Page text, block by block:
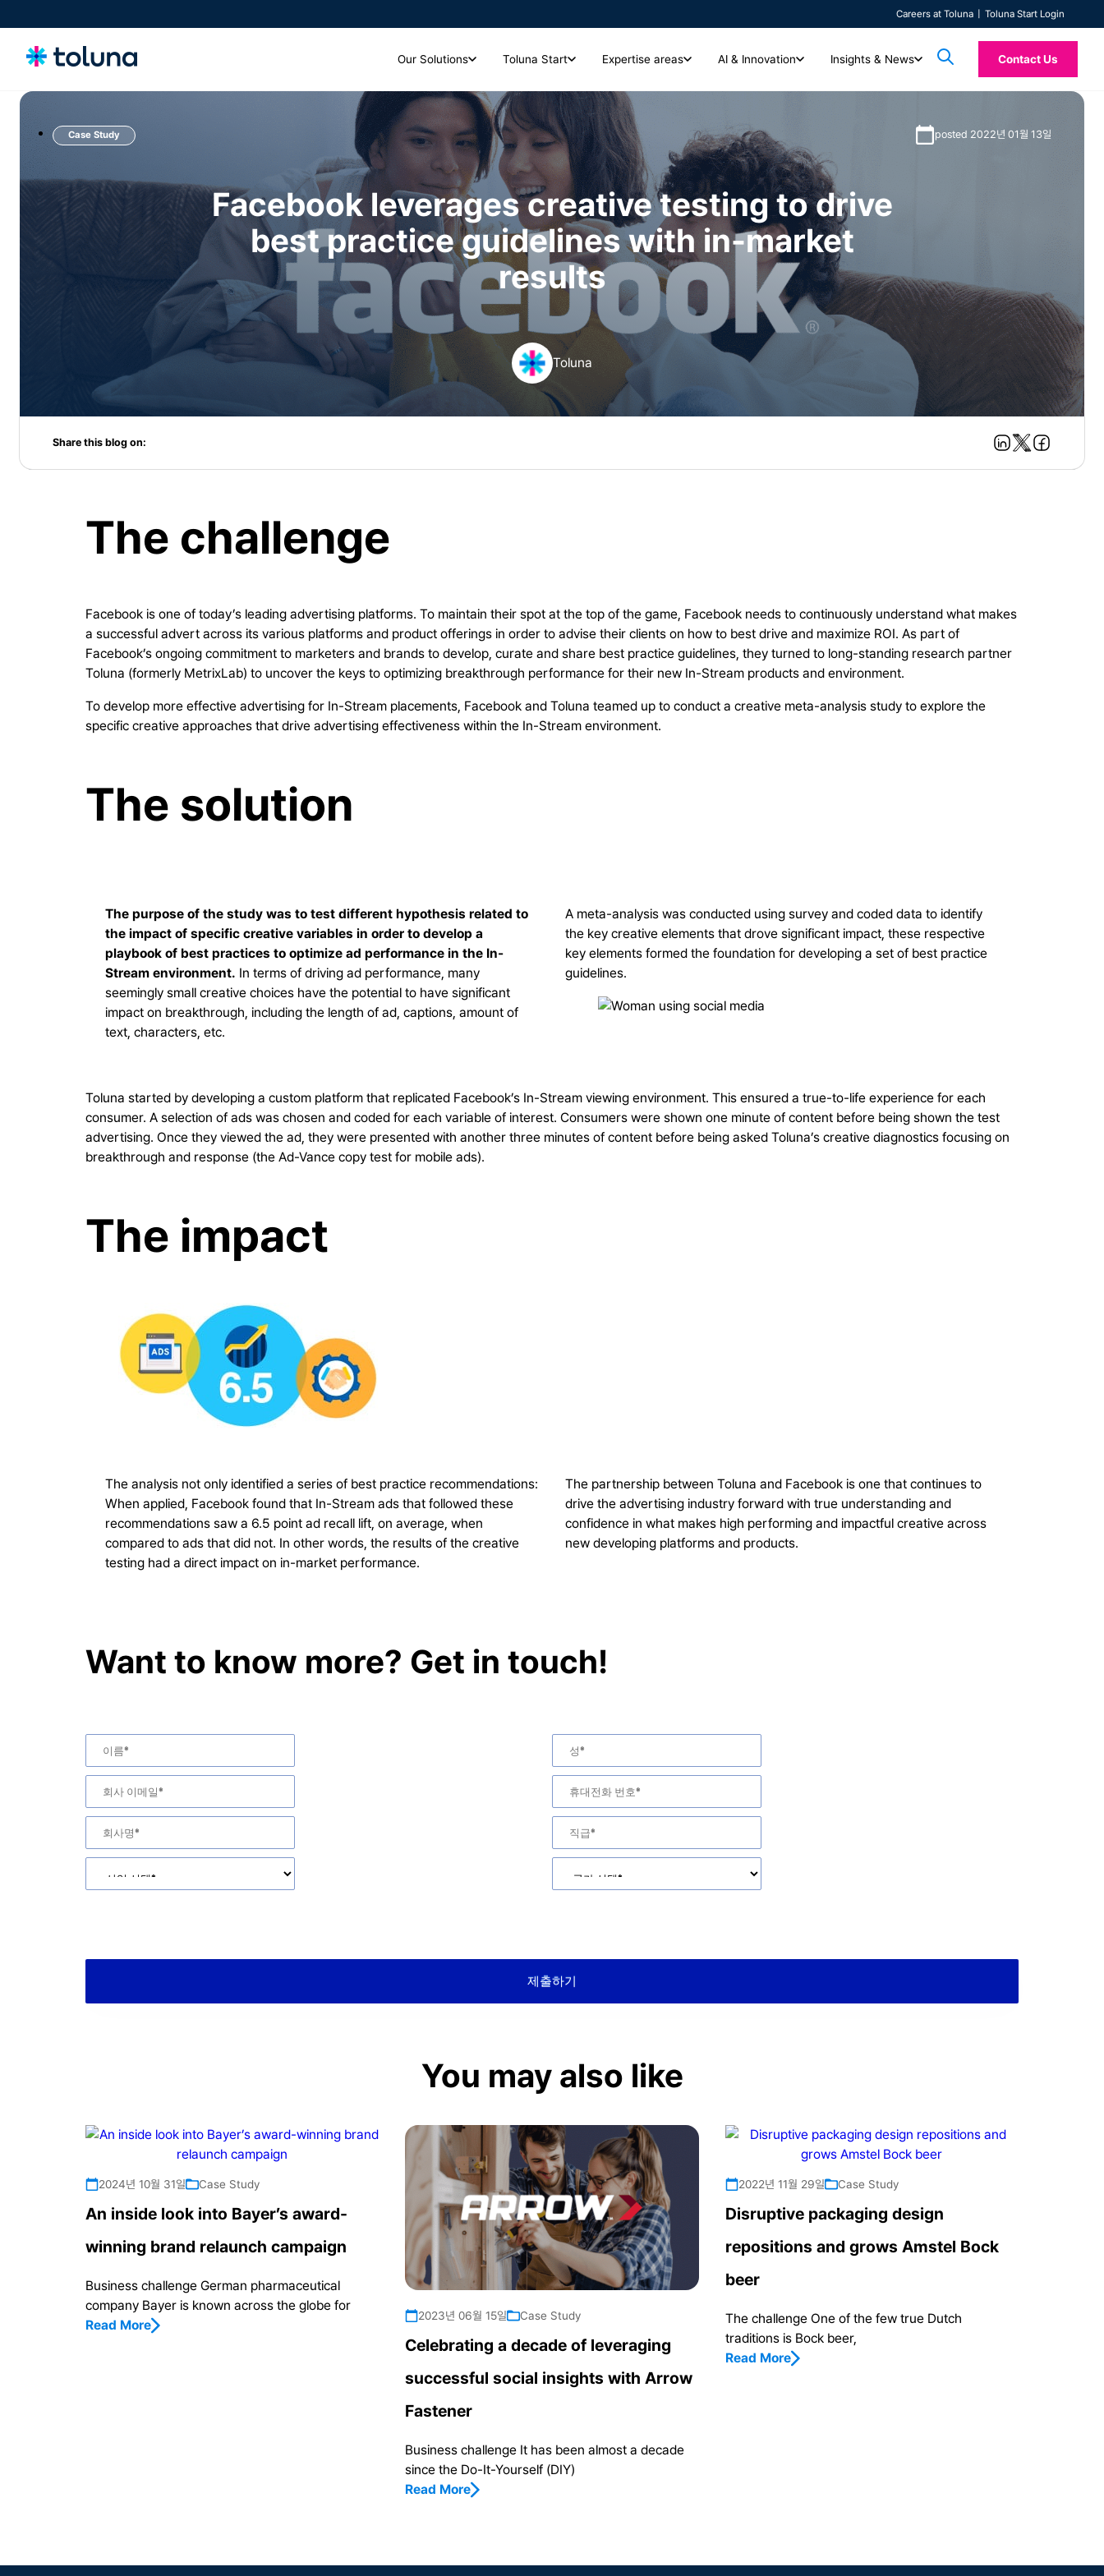
Careers at Toluna Toluna Start Login
Our Solutions
성장을 이끄는 소비자와 시장의 동인을 이해하고, 의사 결정에 영향을 미
치는 니즈를 파악하세요.
아이디어, 클레임 및 컨셉
컨셉과 클레임을 스크리닝하고 정교화하며 검증해 더욱 강력한 혁신을 자
신 있게 시장에 선보이세요.
제품, 패키지 및 경험
구매 결정에 영향을 미치는 제품, 패키징, 경험을 최적화해 전환율을 높이
크리에이티브 및 캠페인
광고 집행 전에 크리에이티브를 테스트하고 성과를 측정해 광고 및 캠페
인 효과를 극대화하세요.
브랜드 헬스 및 성장
브랜드 헬스와 인식을 추적하고 측정하며 강화해 더 강력한 브랜드를 구
축하고 장기적인 성장을 이끄세요.
Custom Research
리서치 전문가들이 고객의 요구에 맞춘 커스텀 리서치를 제공해 드립니다.
DIY(Do-it-Yourself) 및 보조 DIY 옵션을 통해 리서치 과정을 직접 관리해
보세요.
자세히 알아보기
Toluna Start
Toluna Start
Analytics and Insights
시장조사 인사이트를 실시간으로 즉시 확인하고, 심층
분석까지 한 번에 해결하세요.
Global Panel Community
7,900만 명 이상의 글로벌 소비자 패널을 활용해 시
장조사의 깊이와 신뢰도를 높이세요
Toluna Start Qual
정성 조사용 서비스 플랫폼에서 소비자의 이야기를 생
생하게 전달하세요.
정량적 및 정성적 리서치를 모두 제공하는 통합 소비자 인텔리전스 플랫폼을
경험해 보세요. 신속하게 리서치를 시작하고, 응답자를 원활하게 연결하며,
실시간 인사이트와 지원을 받아보실 수 있습니다.
자세히 알아보기
Expertise areas
Expertise areas
저희는 다양한 산업 분야의 기업들을 지원합니다. 함께하
고 있는 주요 산업 분야와 기업들을 확인해보세요.
AI & Innovation
AI & Innovation
Technology
자동화된 고품질 실시간 솔루션으로 미래의 인사이트
를 탐색하세요.
Quality
ISO 20252 인증을 받은 Toluna QSphere와 함께
전문가가 이끄는 고품질 데이터로에 신뢰를 더하세요.
Insights & News
Insights & News
동영상
솔루션 소개 영상, 온디맨드 웨비나, 고객 사례를 확인
하세요.
Contact Us
Case Study posted 2022년 01월 13일
Facebook leverages creative testing to drive
best practice guidelines with in-market
results
Toluna
Share this blog on:
The challenge
Facebook is one of today’s leading advertising platforms. To maintain their spot at the top of the game, Facebook needs to continuously understand what makes
a successful advert across its various platforms and product offerings in order to advise their clients on how to best drive and maximize ROI. As part of
Facebook’s ongoing commitment to marketers and brands to develop, curate and share best practice guidelines, they turned to long-standing research partner
Toluna (formerly MetrixLab) to uncover the keys to optimizing breakthrough performance for their new In-Stream products and environment.
To develop more effective advertising for In-Stream placements, Facebook and Toluna teamed up to conduct a creative meta-analysis study to explore the
specific creative approaches that drive advertising effectiveness within the In-Stream environment.
The solution
The purpose of the study was to test different hypothesis related to
the impact of specific creative variables in order to develop a
playbook of best practices to optimize ad performance in the In-
Stream environment. In terms of driving ad performance, many
seemingly small creative choices have the potential to have significant
impact on breakthrough, including the length of ad, captions, amount of
text, characters, etc.
A meta-analysis was conducted using survey and coded data to identify
the key creative elements that drove significant impact, these respective
key elements formed the foundation for developing a set of best practice
guidelines.
Toluna started by developing a custom platform that replicated Facebook’s In-Stream viewing environment. This ensured a true-to-life experience for each
consumer. A selection of ads was chosen and coded for each variable of interest. Consumers were shown one minute of content before being shown the test
advertising. Once they viewed the ad, they were presented with another three minutes of content before being asked Toluna’s creative diagnostics focusing on
breakthrough and response (the Ad-Vance copy test for mobile ads).
The impact
The analysis not only identified a series of best practice recommendations:
When applied, Facebook found that In-Stream ads that followed these
recommendations saw a 6.5 point ad recall lift, on average, when
compared to ads that did not. In other words, the results of the creative
testing had a direct impact on in-market performance.
The partnership between Toluna and Facebook is one that continues to
drive the advertising industry forward with true understanding and
confidence in what makes high performing and impactful creative across
new developing platforms and products.
Want to know more? Get in touch!
제출하기
You may also like
2024년 10월 31일 Case Study
An inside look into Bayer’s award-
winning brand relaunch campaign
Business challenge German pharmaceutical
company Bayer is known across the globe for
Read More
2023년 06월 15일 Case Study
Celebrating a decade of leveraging
successful social insights with Arrow
Fastener
Business challenge It has been almost a decade
since the Do-It-Yourself (DIY)
Read More
2022년 11월 29일 Case Study
Disruptive packaging design
repositions and grows Amstel Bock
beer
The challenge One of the few true Dutch
traditions is Bock beer,
Read More